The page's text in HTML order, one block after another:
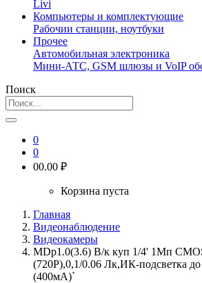
Livi
Компьютеры и комплектующие
Рабочии станции, ноутбуки
Прочее
Автомобильная электроника
Мини-АТС, GSM шлюзы и VoIP
Поиск
0
0
00.00 ₽
Корзина пуста
Главная
Видеонаблюдение
Видеокамеры
MDp1.0(3.6) В/к куп 1/4' 1Мп
(720P),0,1/0.06 Лк,ИК-подсветка
(400мА)`